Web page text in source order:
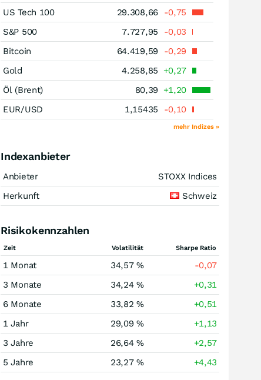
US Tech 100
29.308,66
-0,75
S&P 500
7.727,95
-0,03
Bitcoin
64.419,59
-0,29
Gold
4.258,85
+0,27
Öl (Brent)
80,39
+1,20
EUR/USD
1,15435 -0,10
mehr Indizes »
Indexanbieter
Anbieter
STOXX Indices
Herkunft
Schweiz
Risikokennzahlen
Zeit Volatilität Sharpe Ratio
1 Monat 34,57 %
-0,07
3 Monate
34,24 %
+0,31
6 Monate
33,82 %
+0,51
1 Jahr
29,09 %
+1,13
3 Jahre
26,64 %
+2,57
5 Jahre
23,27 % +4,43